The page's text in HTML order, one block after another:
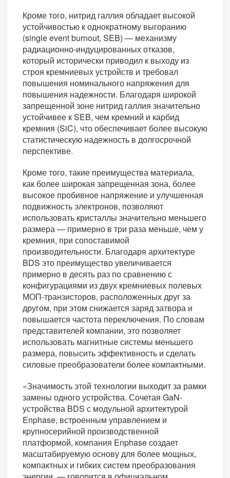
Кроме того, нитрид галлия обладает высокой
устойчивостью к однократному выгоранию
(single event burnout, SEB) — механизму
радиационно-индуцированных отказов,
который исторически приводил к выходу из
строя кремниевых устройств и требовал
повышения номинального напряжения для
повышения надежности. Благодаря широкой
запрещенной зоне нитрид галлия значительно
устойчивее к SEB, чем кремний и карбид
кремния (SiC), что обеспечивает более высокую
статистическую надежность в долгосрочной
перспективе.
Кроме того, такие преимущества материала,
как более широкая запрещенная зона, более
высокое пробивное напряжение и улучшенная
подвижность электронов, позволяют
использовать кристаллы значительно меньшего
размера — примерно в три раза меньше, чем у
кремния, при сопоставимой
производительности. Благодаря архитектуре
BDS это преимущество увеличивается
примерно в десять раз по сравнению с
конфигурациями из двух кремниевых полевых
МОП-транзисторов, расположенных друг за
другом, при этом снижается заряд затвора и
повышается частота переключения. По словам
представителей компании, это позволяет
использовать магнитные системы меньшего
размера, повысить эффективность и сделать
силовые преобразователи более компактными.
«Значимость этой технологии выходит за рамки
замены одного устройства. Сочетая GaN-
устройства BDS с модульной архитектурой
Enphase, встроенным управлением и
крупносерийной производственной
платформой, компания Enphase создает
масштабируемую основу для более мощных,
компактных и гибких систем преобразования